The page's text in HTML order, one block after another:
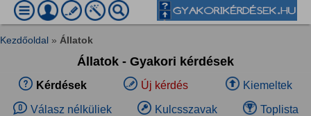
Kezdőoldal » Állatok
Állatok - Gyakori kérdések
Kérdések Új kérdés Kiemeltek
Válasz nélküliek Kulcsszavak Toplista